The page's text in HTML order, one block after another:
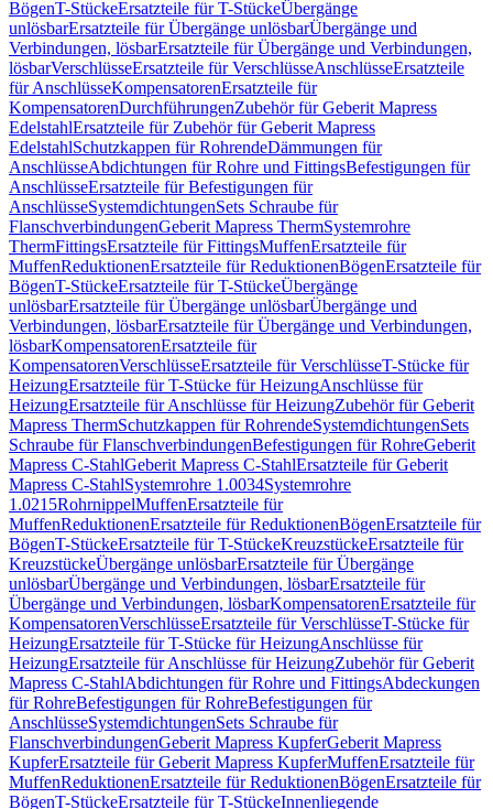
BögenT-StückeErsatzteile für T-StückeÜbergänge
unlösbarErsatzteile für Übergänge unlösbarÜbergänge und
Verbindungen, lösbarErsatzteile für Übergänge und Verbindungen,
lösbarVerschlüsseErsatzteile für VerschlüsseAnschlüsseErsatzteile
für AnschlüsseKompensatorenErsatzteile für
KompensatorenDurchführungenZubehör für Geberit Mapress
EdelstahlErsatzteile für Zubehör für Geberit Mapress
EdelstahlSchutzkappen für RohrendeDämmungen für
AnschlüsseAbdichtungen für Rohre und FittingsBefestigungen für
AnschlüsseErsatzteile für Befestigungen für
AnschlüsseSystemdichtungenSets Schraube für
FlanschverbindungenGeberit Mapress ThermSystemrohre
ThermFittingsErsatzteile für FittingsMuffenErsatzteile für
MuffenReduktionenErsatzteile für ReduktionenBögenErsatzteile für
BögenT-StückeErsatzteile für T-StückeÜbergänge
unlösbarErsatzteile für Übergänge unlösbarÜbergänge und
Verbindungen, lösbarErsatzteile für Übergänge und Verbindungen,
lösbarKompensatorenErsatzteile für
KompensatorenVerschlüsseErsatzteile für VerschlüsseT-Stücke für
HeizungErsatzteile für T-Stücke für HeizungAnschlüsse für
HeizungErsatzteile für Anschlüsse für HeizungZubehör für Geberit
Mapress ThermSchutzkappen für RohrendeSystemdichtungenSets
Schraube für FlanschverbindungenBefestigungen für RohreGeberit
Mapress C-StahlGeberit Mapress C-StahlErsatzteile für Geberit
Mapress C-StahlSystemrohre 1.0034Systemrohre
1.0215RohrnippelMuffenErsatzteile für
MuffenReduktionenErsatzteile für ReduktionenBögenErsatzteile für
BögenT-StückeErsatzteile für T-StückeKreuzstückeErsatzteile für
KreuzstückeÜbergänge unlösbarErsatzteile für Übergänge
unlösbarÜbergänge und Verbindungen, lösbarErsatzteile für
Übergänge und Verbindungen, lösbarKompensatorenErsatzteile für
KompensatorenVerschlüsseErsatzteile für VerschlüsseT-Stücke für
HeizungErsatzteile für T-Stücke für HeizungAnschlüsse für
HeizungErsatzteile für Anschlüsse für HeizungZubehör für Geberit
Mapress C-StahlAbdichtungen für Rohre und FittingsAbdeckungen
für RohreBefestigungen für RohreBefestigungen für
AnschlüsseSystemdichtungenSets Schraube für
FlanschverbindungenGeberit Mapress KupferGeberit Mapress
KupferErsatzteile für Geberit Mapress KupferMuffenErsatzteile für
MuffenReduktionenErsatzteile für ReduktionenBögenErsatzteile für
BögenT-StückeErsatzteile für T-StückeInnenliegende